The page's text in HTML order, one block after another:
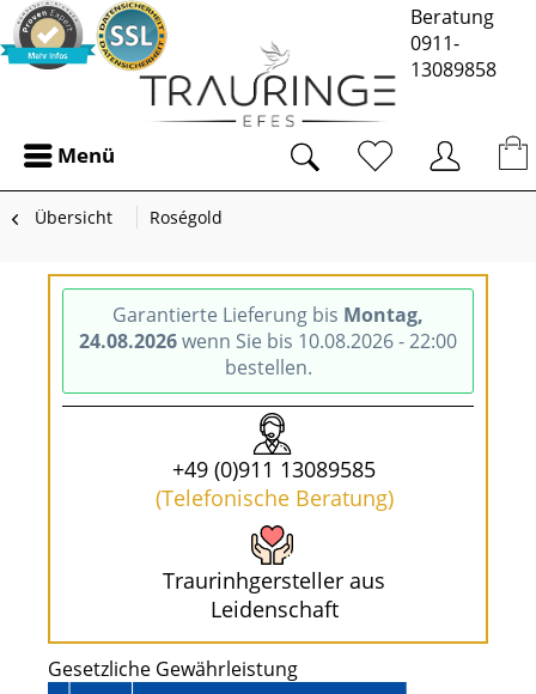
Beratung
0911-
13089858
Menü
Übersicht Roségold
Garantierte Lieferung bis Montag,
24.08.2026wenn Sie bis 10.08.2026 - 22:00
bestellen.
+49 (0)911 13089585
(Telefonische Beratung)
Traurinhgersteller aus
Leidenschaft
Gesetzliche Gewährleistung